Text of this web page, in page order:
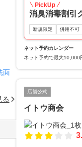
PickUp
消臭消毒割引
新規限定 併用不可
ネット予約カレンダー
ネット予約で最大10,000
店舗公式
イトウ商会
面
る